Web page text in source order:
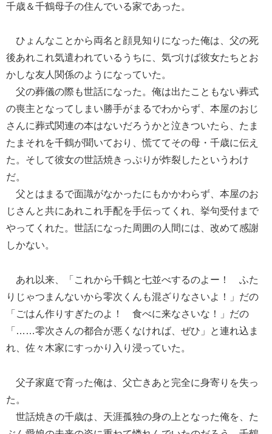
千歳＆千鶴母子の住んでいる家であった。
ひょんなことから両名と顔見知りになった俺は、父の死
後あれこれ気遣われているうちに、気づけば彼女たちとお
かしな友人関係のようになっていた。
父の葬儀の際も世話になった。俺は出たこともない葬式
の喪主となってしまい勝手がまるでわからず、本屋のおじ
さんに葬式関連の本はないだろうかと泣きついたら、たま
たまそれを千鶴が聞いており、慌ててその母・千歳に伝え
た。そして彼女の世話焼きっぷりが炸裂したというわけ
だ。
父とはまるで面識がなかったにもかかわらず、本屋のお
じさんと共にあれこれ手配を手伝ってくれ、挙句受付まで
やってくれた。世話になった周囲の人間には、改めて感謝
しかない。
あれ以来、「これから千鶴と七並べするのよー！ ふた
りじゃつまんないから零次くんも混ざりなさいよ！」だの
「ごはん作りすぎたのよ！ 食べに来なさいな！」だの
「……零次さんの都合が悪くなければ、ぜひ」と連れ込ま
れ、佐々木家にすっかり入り浸っていた。
父子家庭で育った俺は、父亡きあと完全に身寄りを失っ
た。
世話焼きの千歳は、天涯孤独の身の上となった俺を、た